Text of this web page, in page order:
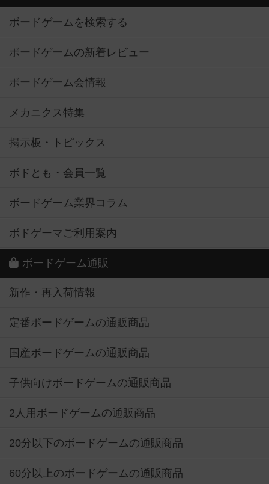
ボードゲームを検索する
ボードゲームの新着レビュー
ボードゲーム会情報
メカニクス特集
掲示板・トピックス
ボドとも・会員一覧
ボードゲーム業界コラム
ボドゲーマご利用案内
ボードゲーム通販
新作・再入荷情報
定番ボードゲームの通販商品
国産ボードゲームの通販商品
子供向けボードゲームの通販商品
2人用ボードゲームの通販商品
20分以下のボードゲームの通販商品
60分以上のボードゲームの通販商品